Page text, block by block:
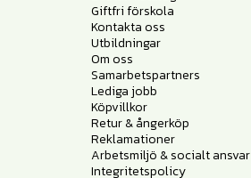
Giftfri förskola
Kontakta oss
Utbildningar
Om oss
Samarbetspartners
Lediga jobb
Köpvillkor
Retur & ångerköp
Reklamationer
Arbetsmiljö & socialt ansvar
Integritetspolicy